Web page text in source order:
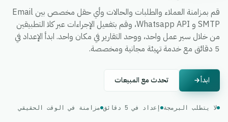
قم بمزامنة العملاء والطلبات والحالات وأي حقل مخصص بين Email
SMTP و Whatsapp API، وقم بتفعيل الإجراءات عبر كلا التطبيقين
من خلال سير عمل واحد، ووحد التقارير في مكان واحد. ابدأ الإعداد في
5 دقائق مع خدمة تهيئة مجانية ومخصصة.
ابدأ تحدث مع المبيعات
لا يتطلب البرمجة إعداد في 5 دقائق مزامنة في الوقت الحقيقي